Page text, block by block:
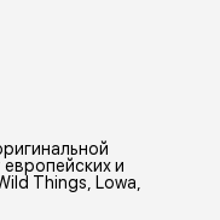
Обеспечивает
с поверхностью,
истрирания и износа,
2
и
Things, Lowa,